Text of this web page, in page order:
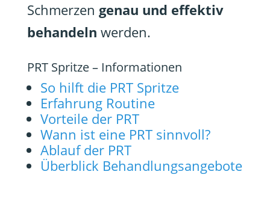
Schmerzen genau und effektiv
behandeln werden.
PRT Spritze – Informationen
So hilft die PRT Spritze
Erfahrung Routine
Vorteile der PRT
Wann ist eine PRT sinnvoll?
Ablauf der PRT
Überblick Behandlungsangebote